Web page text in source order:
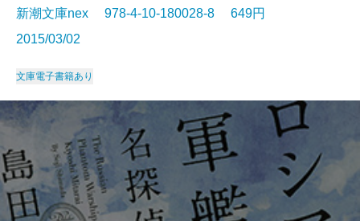
新潮文庫nex 978-4-10-180028-8 649円
2015/03/02
文庫電子書籍あり